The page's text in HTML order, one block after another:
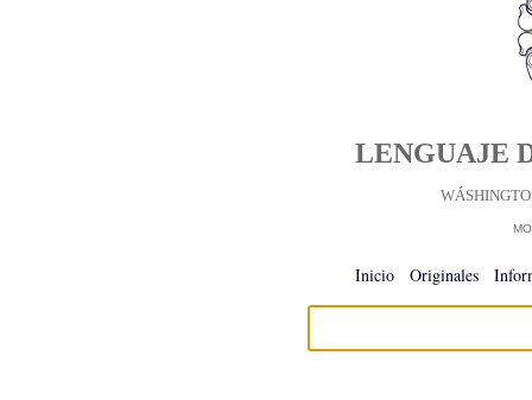
LENGUAJE
Inicio Originales